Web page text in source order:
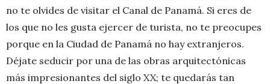
no te olvides de visitar el Canal de Panamá. Si eres de
los que no les gusta ejercer de turista, no te preocupes
porque en la Ciudad de Panamá no hay extranjeros.
Déjate seducir por una de las obras arquitectónicas
más impresionantes del siglo XX; te quedarás tan